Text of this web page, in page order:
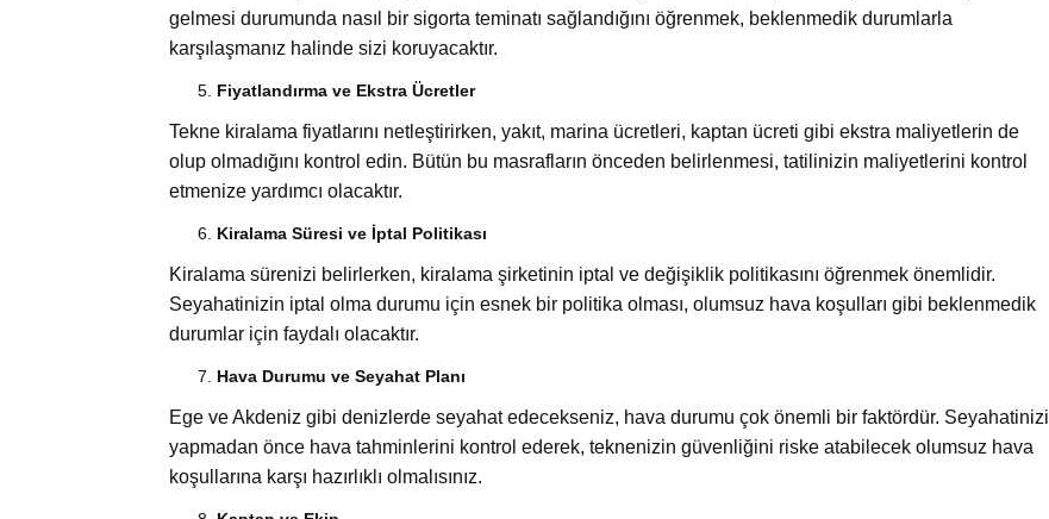
gelmesi durumunda nasıl bir sigorta teminatı sağlandığını öğrenmek, beklenmedik durumlarla
karşılaşmanız halinde sizi koruyacaktır.
Fiyatlandırma ve Ekstra Ücretler
Tekne kiralama fiyatlarını netleştirirken, yakıt, marina ücretleri, kaptan ücreti gibi ekstra maliyetlerin de
olup olmadığını kontrol edin. Bütün bu masrafların önceden belirlenmesi, tatilinizin maliyetlerini kontrol
etmenize yardımcı olacaktır.
Kiralama Süresi ve İptal Politikası
Kiralama sürenizi belirlerken, kiralama şirketinin iptal ve değişiklik politikasını öğrenmek önemlidir.
Seyahatinizin iptal olma durumu için esnek bir politika olması, olumsuz hava koşulları gibi beklenmedik
durumlar için faydalı olacaktır.
Hava Durumu ve Seyahat Planı
Ege ve Akdeniz gibi denizlerde seyahat edecekseniz, hava durumu çok önemli bir faktördür. Seyahatinizi
yapmadan önce hava tahminlerini kontrol ederek, teknenizin güvenliğini riske atabilecek olumsuz hava
koşullarına karşı hazırlıklı olmalısınız.